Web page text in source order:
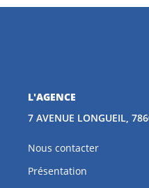
L'AGENCE
7 AVENUE LONGUEIL,
Nous contacter
Présentation